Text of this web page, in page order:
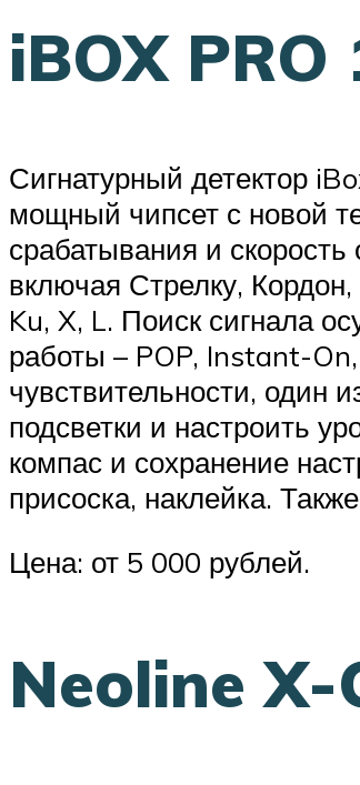
iBOX
Сигнатурный детектор
мощный чипсет с новой
срабатывания и
включая Стрелку,
Ku, X, L. Поиск сигнала
работы – POP, Instant-
чувствительности, один
подсветки и настроить
компас и сохранение
присоска, наклейка.
Цена: от 5 000 рублей.
Neoline X-